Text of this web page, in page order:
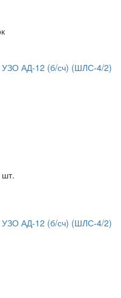
АД-12 (б/сч) (ШЛС-4/2)
шт.
АД-12 (б/сч) (ШЛС-4/2)